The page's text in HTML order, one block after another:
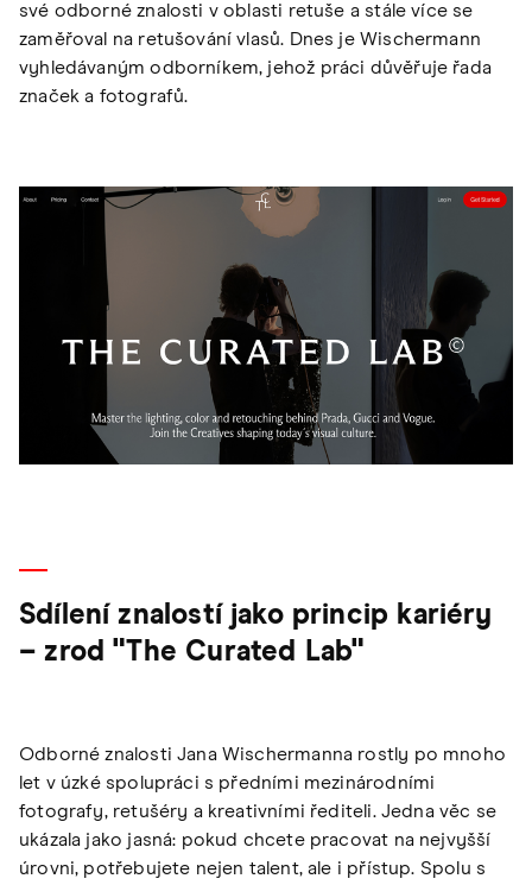
své odborné znalosti v oblasti retuše a stále více se
zaměřoval na retušování vlasů. Dnes je Wischermann
vyhledávaným odborníkem, jehož práci důvěřuje řada
značek a fotografů.
Sdílení znalostí jako princip kariéry
– zrod "The Curated Lab"
Odborné znalosti Jana Wischermanna rostly po mnoho
let v úzké spolupráci s předními mezinárodními
fotografy, retušéry a kreativními řediteli. Jedna věc se
ukázala jako jasná: pokud chcete pracovat na nejvyšší
úrovni, potřebujete nejen talent, ale i přístup. Spolu s